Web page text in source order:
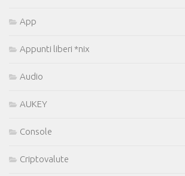
App
Appunti liberi *nix
Audio
AUKEY
Console
Criptovalute